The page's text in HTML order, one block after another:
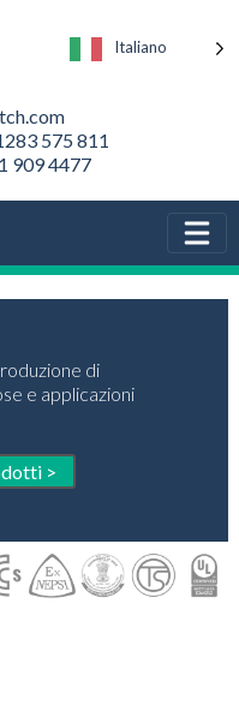
Italiano
575 811
909 4477
di
e applicazioni
>